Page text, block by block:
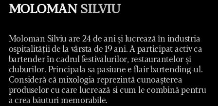
MOLOMAN SILVIU
Moloman Silviu are 24 de ani și lucrează în industria
ospitalității de la vârsta de 19 ani. A participat activ ca
bartender în cadrul festivalurilor, restaurantelor și
cluburilor. Principala sa pasiune e flair bartending-ul.
Consideră că mixologia reprezintă cunoașterea
produselor cu care lucrează si cum le combină pentru
a crea băuturi memorabile.